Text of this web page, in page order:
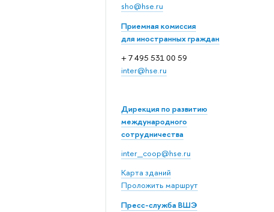
sho@hse.ru
Приемная комиссия
для иностранных граждан
+ 7 495 531 00 59
inter@hse.ru
Дирекция по развитию
международного
сотрудничества
inter_coop@hse.ru
Карта зданий
Проложить маршрут
Пресс-служба ВШЭ